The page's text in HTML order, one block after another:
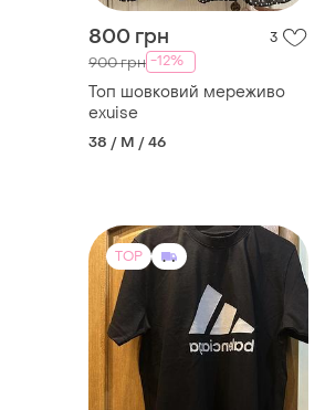
800 грн 3
900 грн -12%
Топ шовковий мереживо
exuise
38 / M / 46
TOP